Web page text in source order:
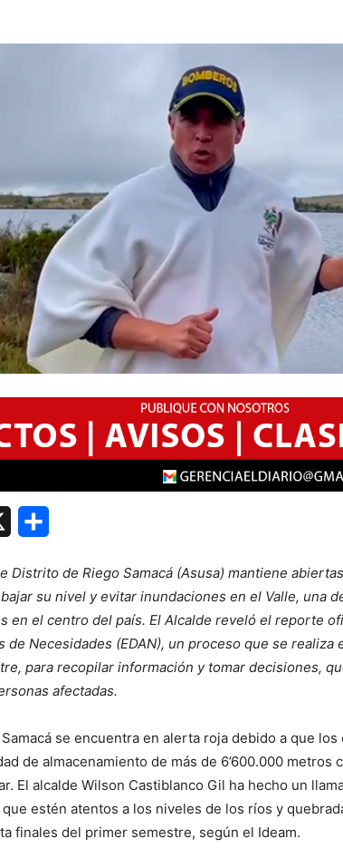
Distrito de Riego Samacá (Asusa) mantiene
su nivel y evitar inundaciones en el Valle, una
en el centro del país. El Alcalde reveló el reporte
de Necesidades (EDAN), un proceso que se realiza
para recopilar información y tomar decisiones,
afectadas.
se encuentra en alerta roja debido a que los
de almacenamiento de más de 6’600.000 metros
El alcalde Wilson Castiblanco Gil ha hecho un
estén atentos a los niveles de los ríos y
finales del primer semestre, según el Ideam.